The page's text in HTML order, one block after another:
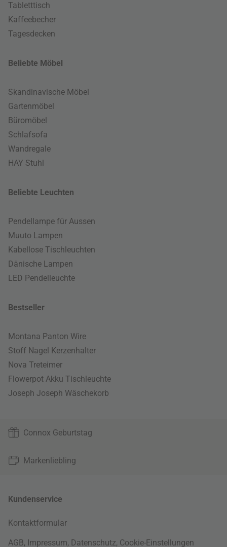
Tabletttisch
Kaffeebecher
Tagesdecken
Beliebte Möbel
Skandinavische Möbel
Gartenmöbel
Büromöbel
Schlafsofa
Wandregale
HAY Stuhl
Beliebte Leuchten
Pendellampe für Aussen
Muuto Lampen
Kabellose Tischleuchten
Dänische Lampen
LED Pendelleuchte
Bestseller
Montana Panton Wire
Stoff Nagel Kerzenhalter
Nova Treteimer
Flowerpot Akku Tischleuchte
Joseph Joseph Wäschekorb
Connox Geburtstag
Markenliebling
Kundenservice
Kontaktformular
AGB, Impressum, Datenschutz, Cookie-Einstellungen